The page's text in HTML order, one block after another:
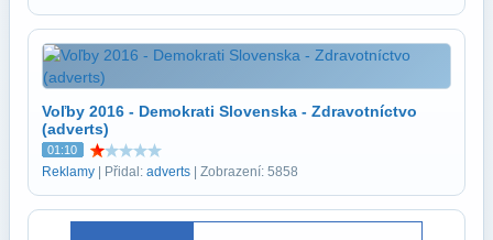
Voľby 2016 - Demokrati Slovenska - Zdravotníctvo
(adverts)
01:10
Reklamy | Přidal: adverts | Zobrazení: 5858